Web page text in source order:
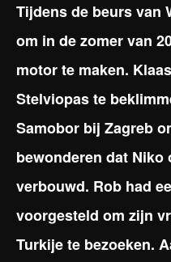
Tijdens de beurs van
om in de zomer van
motor te maken.
Stelviopas te
Samobor bij Zagreb
bewonderen dat
verbouwd. Rob had
voorgesteld om zijn
Turkije te bezoeken.